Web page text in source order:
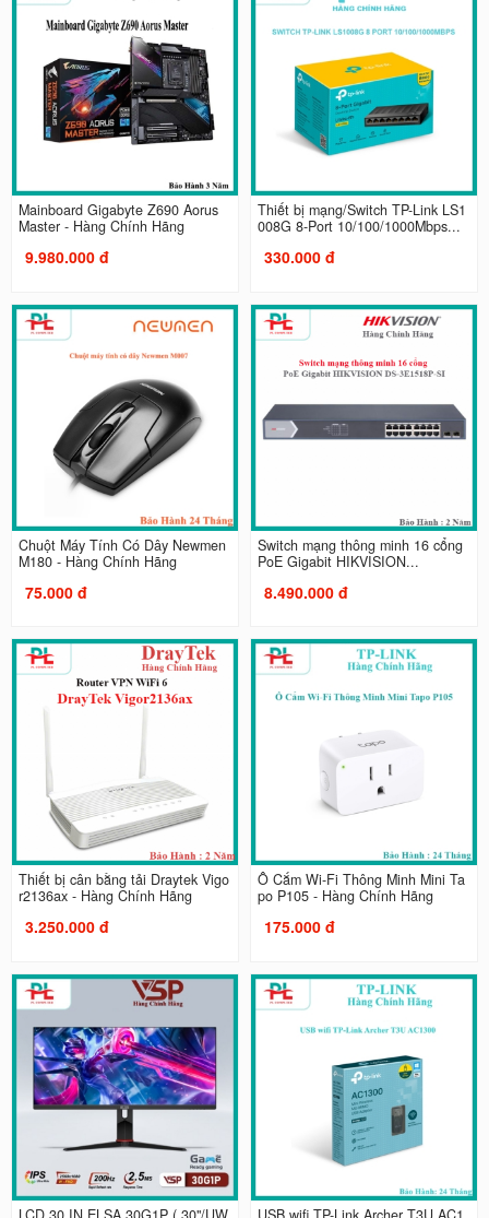
Mainboard Gigabyte Z690 Aorus
Master - Hàng Chính Hãng
9.980.000 đ
Thiết bị mạng/Switch TP-Link LS1
008G 8-Port 10/100/1000Mbps...
330.000 đ
Chuột Máy Tính Có Dây Newmen
M180 - Hàng Chính Hãng
75.000 đ
Switch mạng thông minh 16 cổng
PoE Gigabit HIKVISION...
8.490.000 đ
Thiết bị cân bằng tải Draytek Vigo
r2136ax - Hàng Chính Hãng
3.250.000 đ
Ổ Cắm Wi-Fi Thông Minh Mini Ta
po P105 - Hàng Chính Hãng
175.000 đ